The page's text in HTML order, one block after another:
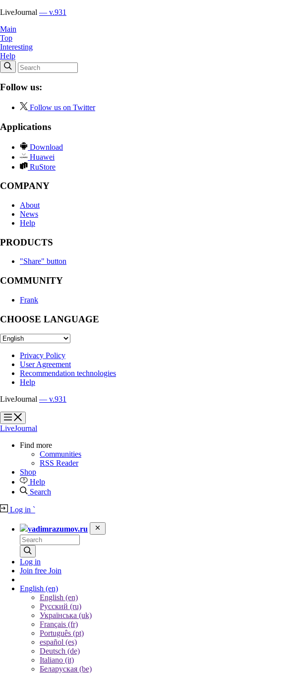
LiveJournal — v.931
Main
Top
Interesting
Help
Follow us:
Follow us on Twitter
Applications
Download
Huawei
RuStore
COMPANY
About
News
Help
PRODUCTS
"Share" button
COMMUNITY
Frank
CHOOSE LANGUAGE
Privacy Policy
User Agreement
Recommendation technologies
Help
LiveJournal — v.931
?
?
LiveJournal
Find more
Communities
RSS Reader
Shop
Help
Search
Log in `
vadimrazumov.ru
Log in
Join free Join
English (en)
English (en)
Русский (ru)
Українська (uk)
Français (fr)
Português (pt)
español (es)
Deutsch (de)
Italiano (it)
Беларуская (be)